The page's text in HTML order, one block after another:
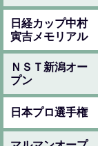
日経カップ中村
寅吉メモリアル
ＮＳＴ新潟オー
プン
日本プロ選手権